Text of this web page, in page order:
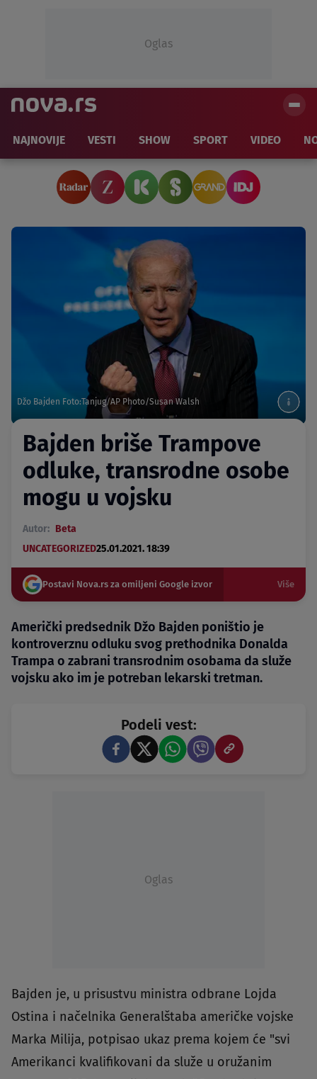
Oglas
NAJNOVIJE VESTI SHOW SPORT VIDEO
Džo Bajden Foto:Tanjug/AP Photo/Susan Walsh
Bajden briše Trampove
odluke, transrodne osobe
mogu u vojsku
Autor: Beta
UNCATEGORIZED25.01.2021. 18:39
Postavi Nova.rs za omiljeni Google izvor Više
Američki predsednik Džo Bajden poništio je
kontroverznu odluku svog prethodnika Donalda
Trampa o zabrani transrodnim osobama da služe
vojsku ako im je potreban lekarski tretman.
Podeli vest:
Oglas
Bajden je, u prisustvu ministra odbrane Lojda
Ostina i načelnika Generalštaba američke vojske
Marka Milija, potpisao ukaz prema kojem će "svi
Amerikanci kvalifikovani da služe u oružanim